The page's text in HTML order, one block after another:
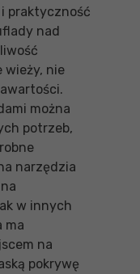
praktyczność
nad
wieży, nie
można
potrzeb,
narzędzia
w innych
ma
na
pokrywę